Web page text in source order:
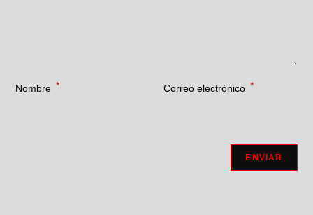
Nombre * Correo electrónico *